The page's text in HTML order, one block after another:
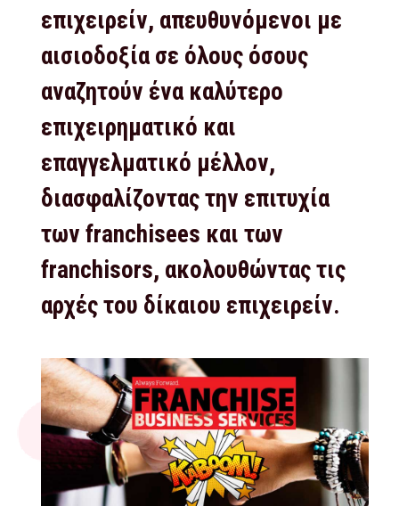
επιχειρείν, απευθυνόμενοι με
αισιοδοξία σε όλους όσους
αναζητούν ένα καλύτερο
επιχειρηματικό και
επαγγελματικό μέλλον,
διασφαλίζοντας την επιτυχία
των franchisees και των
franchisors, ακολουθώντας τις
αρχές του δίκαιου επιχειρείν.